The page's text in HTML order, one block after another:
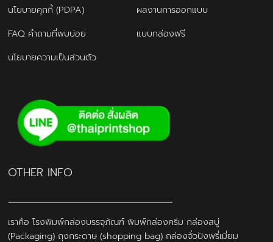
นโยบายคุกกี้ (PDPA)
ผลงานการออกแบบ
FAQ คำถามที่พบบ่อย
แบบกล่องฟรี
นโยบายความเป็นส่วนตัว
OTHER INFO
เราคือ โรงพิมพ์กล่องบรรจุภัณฑ์ พิมพ์กล่องครีม กล่องสบู่
(Packaging) ถุงกระดาษ (shopping bag) กล่องจั่วปังพรี่เมี่ยม